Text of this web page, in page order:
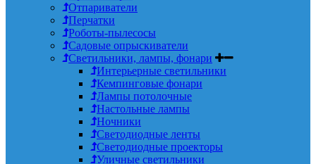
Отпариватели
Перчатки
Роботы-пылесосы
Садовые опрыскиватели
Светильники, лампы, фонари
Интерьерные светильники
Кемпинговые фонари
Лампы потолочные
Настольные лампы
Ночники
Светодиодные ленты
Светодиодные проекторы
Уличные светильники